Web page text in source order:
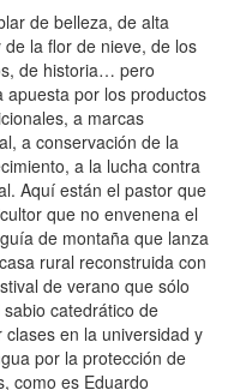
de belleza, de alta
la flor de nieve, de los
de historia… pero
por los productos
a marcas
a conservación de la
a la lucha contra
Aquí están el pastor que
que no envenena el
de montaña que lanza
rural reconstruida con
de verano que sólo
catedrático de
en la universidad y
por la protección de
como es Eduardo